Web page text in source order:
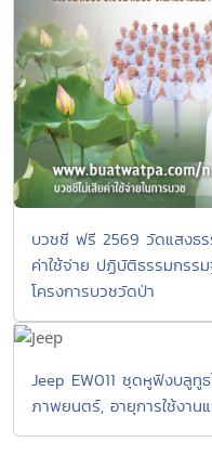
บวชชี ฟรี 2569 วัดแสงธร
ค่าใช้จ่าย ปฏิบัติธรรมกรร
โครงการบวชวัดป่า
Jeep EW011 ชุดหูฟังบลูทูธ
ภาพยนตร์, อายุการใช้งาน